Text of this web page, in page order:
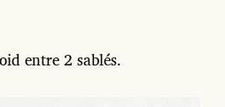
entre 2 sablés.